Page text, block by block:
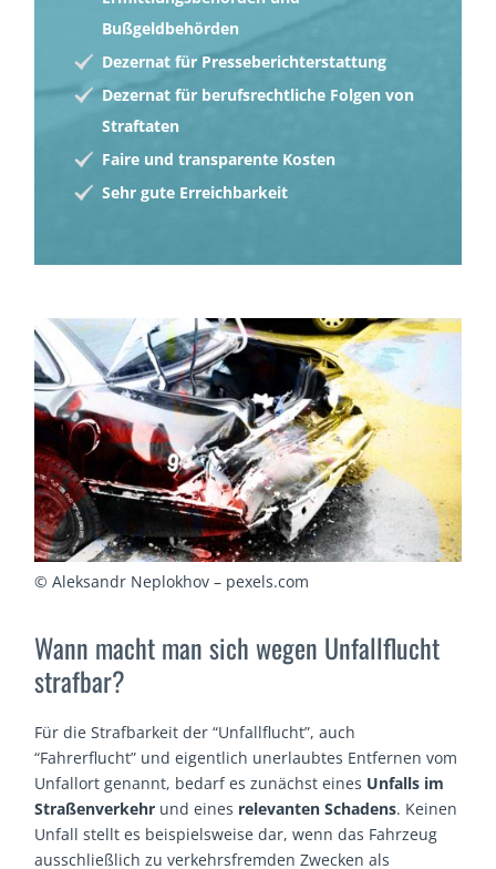
Bußgeldbehörden
Dezernat für Presseberichterstattung
Dezernat für berufsrechtliche Folgen von
Straftaten
Faire und transparente Kosten
Sehr gute Erreichbarkeit
© Aleksandr Neplokhov – pexels.com
Wann macht man sich wegen Unfallflucht
strafbar?
Für die Strafbarkeit der “Unfallflucht”, auch
“Fahrerflucht” und eigentlich unerlaubtes Entfernen vom
Unfallort genannt, bedarf es zunächst eines Unfalls im
Straßenverkehr und eines relevanten Schadens. Keinen
Unfall stellt es beispielsweise dar, wenn das Fahrzeug
ausschließlich zu verkehrsfremden Zwecken als